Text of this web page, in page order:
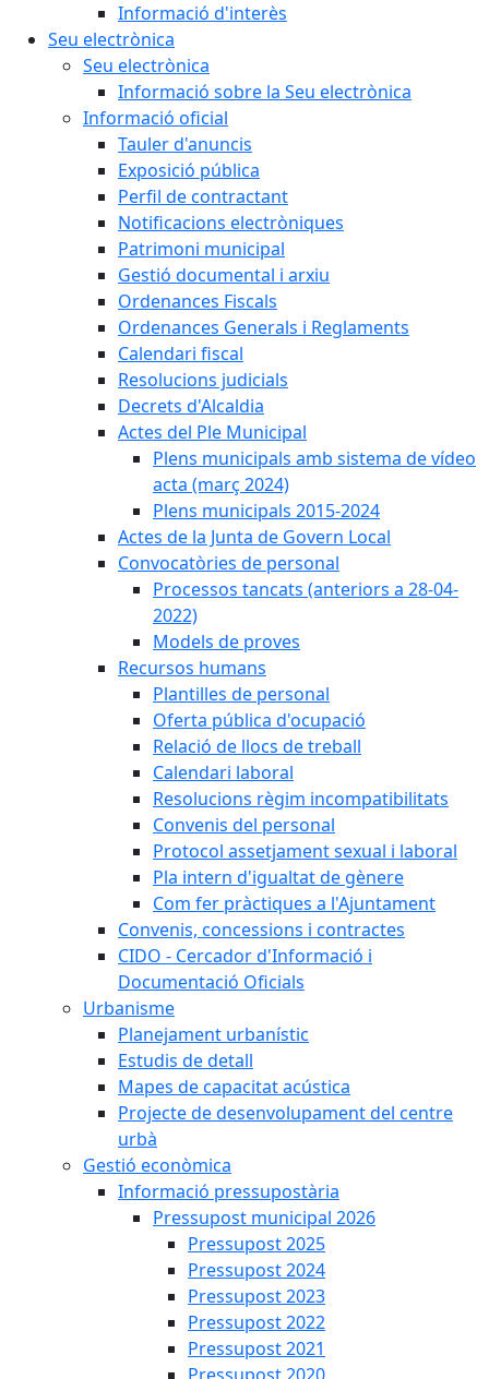
Informació d'interès
Seu electrònica
Seu electrònica
Informació sobre la Seu electrònica
Informació oficial
Tauler d'anuncis
Exposició pública
Perfil de contractant
Notificacions electròniques
Patrimoni municipal
Gestió documental i arxiu
Ordenances Fiscals
Ordenances Generals i Reglaments
Calendari fiscal
Resolucions judicials
Decrets d'Alcaldia
Actes del Ple Municipal
Plens municipals amb sistema de vídeo
acta (març 2024)
Plens municipals 2015-2024
Actes de la Junta de Govern Local
Convocatòries de personal
Processos tancats (anteriors a 28-04-
2022)
Models de proves
Recursos humans
Plantilles de personal
Oferta pública d'ocupació
Relació de llocs de treball
Calendari laboral
Resolucions règim incompatibilitats
Convenis del personal
Protocol assetjament sexual i laboral
Pla intern d'igualtat de gènere
Com fer pràctiques a l'Ajuntament
Convenis, concessions i contractes
CIDO - Cercador d'Informació i
Documentació Oficials
Urbanisme
Planejament urbanístic
Estudis de detall
Mapes de capacitat acústica
Projecte de desenvolupament del centre
urbà
Gestió econòmica
Informació pressupostària
Pressupost municipal 2026
Pressupost 2025
Pressupost 2024
Pressupost 2023
Pressupost 2022
Pressupost 2021